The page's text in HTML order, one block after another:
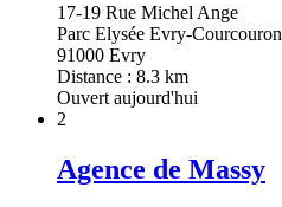
17-19 Rue Michel Ange
Parc Elysée Evry-
91000 Evry
Distance : 8.3 km
Ouvert aujourd'hui
2
Agence de Massy